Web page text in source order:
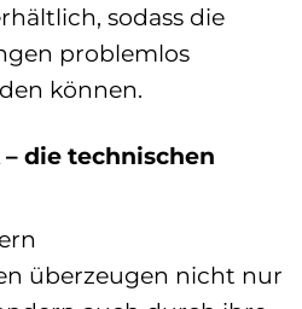
sodass die
problemlos
können.
die technischen
überzeugen nicht nur